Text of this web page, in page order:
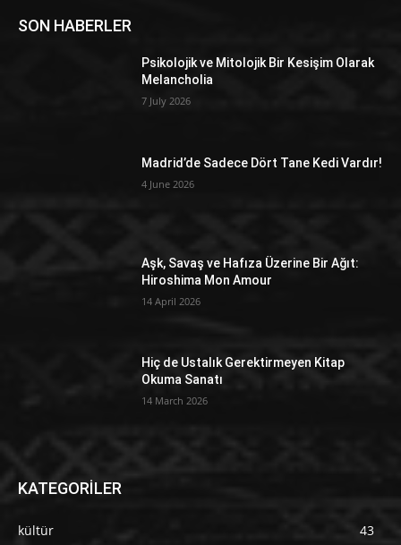
SON HABERLER
Psikolojik ve Mitolojik Bir Kesişim Olarak
Melancholia
7 July 2026
Madrid’de Sadece Dört Tane Kedi Vardır!
4 June 2026
Aşk, Savaş ve Hafıza Üzerine Bir Ağıt:
Hiroshima Mon Amour
14 April 2026
Hiç de Ustalık Gerektirmeyen Kitap
Okuma Sanatı
14 March 2026
KATEGORİLER
kültür
43